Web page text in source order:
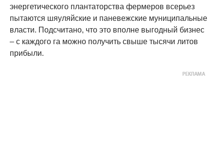
энергетического плантаторства фермеров всерьез
пытаются шяуляйские и паневежские муниципальные
власти. Подсчитано, что это вполне выгодный бизнес
– с каждого га можно получить свыше тысячи литов
прибыли.